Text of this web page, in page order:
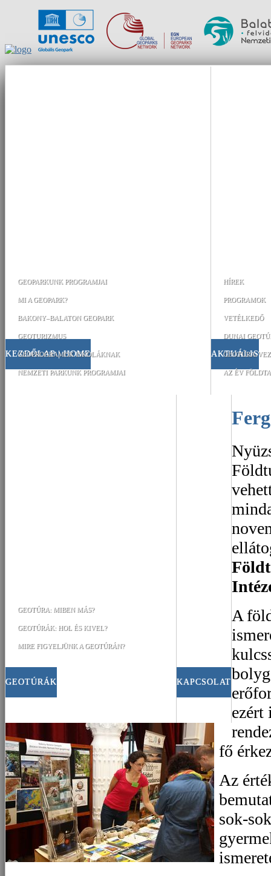
KEZDŐLAP | HOME
GEOPARKUNK PROGRAMJAI
MI A GEOPARK?
BAKONY–BALATON GEOPARK
GEOTURIZMUS
GEOPROGRAMOK ISKOLÁKNAK
NEMZETI PARKUNK PROGRAMJAI
AKTUÁLIS
HÍREK
PROGRAMOK
VETÉLKEDŐ
DUNAI
GEOTÚRA-
AZ ÉV
GEOTÚRÁK
GEOTÚRA: MIBEN MÁS?
GEOTÚRÁK: HOL ÉS KIVEL?
MIRE FIGYELJÜNK A GEOTÚRÁN?
KAPCSOLAT
A
ezért
fő
Az
sok-